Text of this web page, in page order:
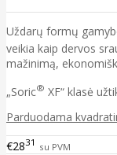
Uždarų formų
veikia kaip dervos
mažinimą,
„Soric® XF“ klasė
Parduodama
€2831 su PVM